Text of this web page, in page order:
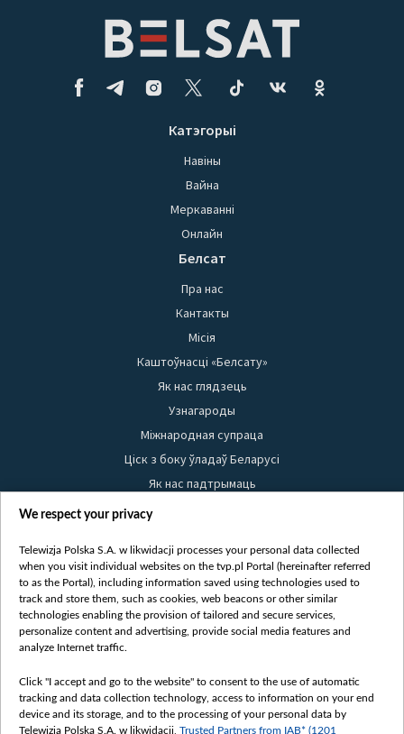
Катэгорыі
Навіны
Вайна
Меркаванні
Онлайн
Белсат
Пра нас
Кантакты
Місія
Каштоўнасці «Белсату»
Як нас глядзець
Узнагароды
Міжнародная супраца
Ціск з боку ўладаў Беларусі
Як нас падтрымаць
Правілы выкарыстання матэрыялаў
Бяспека
Youtube
Белсат news
Белсат Shorts
Жэстачайшы мульт
Belsat English
We respect your privacy
Telewizja Polska S.A. w likwidacji processes your personal data collected
when you visit individual websites on the tvp.pl Portal (hereinafter referred
to as the Portal), including information saved using technologies used to
track and store them, such as cookies, web beacons or other similar
technologies enabling the provision of tailored and secure services,
personalize content and advertising, provide social media features and
analyze Internet traffic.
Click "I accept and go to the website" to consent to the use of automatic
tracking and data collection technology, access to information on your end
device and its storage, and to the processing of your personal data by
Telewizja Polska S.A. w likwidacji, Trusted Partners from IAB* (1201